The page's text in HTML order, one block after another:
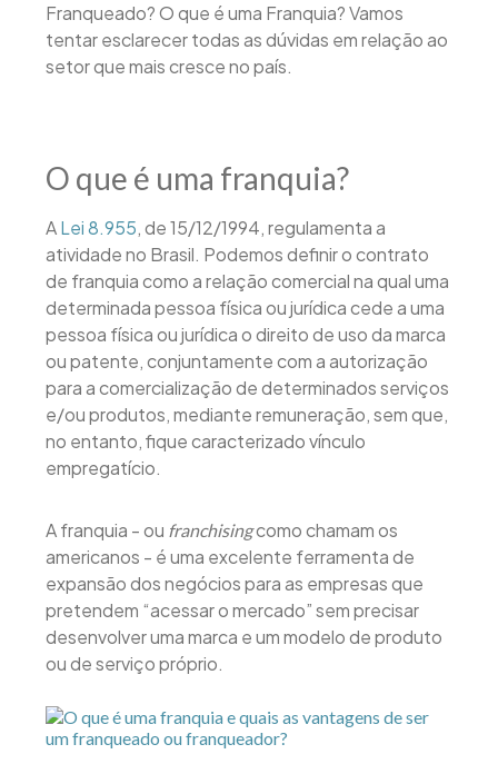
Franqueado? O que é uma Franquia? Vamos
tentar esclarecer todas as dúvidas em relação ao
setor que mais cresce no país.
O que é uma franquia?
ALei 8.955, de 15/12/1994, regulamenta a
atividade no Brasil. Podemos definir o contrato
de franquia como a relação comercial na qual uma
determinada pessoa física ou jurídica cede a uma
pessoa física ou jurídica o direito de uso da marca
ou patente, conjuntamente com a autorização
para a comercialização de determinados serviços
e/ou produtos, mediante remuneração, sem que,
no entanto, fique caracterizado vínculo
empregatício.
A franquia - ou franchisingcomo chamam os
americanos - é uma excelente ferramenta de
expansão dos negócios para as empresas que
pretendem “acessar o mercado” sem precisar
desenvolver uma marca e um modelo de produto
ou de serviço próprio.